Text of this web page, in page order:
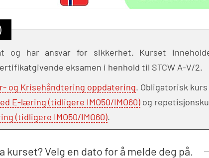
har ansvar for sikkerhet. Kurset
eksamen i henhold til STCW A-V/2.
og Krisehåndtering oppdatering. Obligatorisk
E-læring (tidligere IMO50/IMO60) og
(tidligere IMO50/IMO60).
kurset? Velg en dato for å melde deg på.